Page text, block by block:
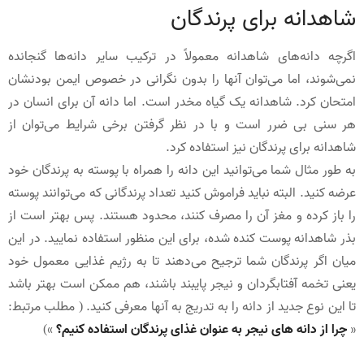
شاهدانه برای پرندگان
اگرچه دانه‌های شاهدانه معمولاً در ترکیب سایر دانه‌ها گنجانده
نمی‌شوند، اما می‌توان آنها را بدون نگرانی در خصوص ایمن بودنشان
امتحان کرد. شاهدانه یک گیاه مخدر است. اما دانه آن برای انسان در
هر سنی بی ضرر است و با در نظر گرفتن برخی شرایط می‌توان از
شاهدانه برای پرندگان نیز استفاده کرد.
به طور مثال شما می‌توانید این دانه را همراه با پوسته به پرندگان خود
عرضه کنید. البته نباید فراموش کنید تعداد پرندگانی که می‌توانند پوسته
را باز کرده و مغز آن را مصرف کنند، محدود هستند. پس بهتر است از
بذر شاهدانه‌ پوست کنده شده، برای این منظور استفاده نمایید. در این
میان اگر پرندگان شما ترجیح می‌دهند تا به رژیم غذایی معمول خود
یعنی تخمه آفتابگردان و نیجر پایبند باشند، هم ممکن است بهتر باشد
تا این نوع جدید از دانه را به تدریج به آنها معرفی کنید. ( مطلب مرتبط:
«چرا از دانه های نیجر به عنوان غذای پرندگان استفاده کنیم؟»)